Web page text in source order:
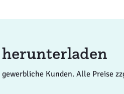
Kunden. Alle Preise